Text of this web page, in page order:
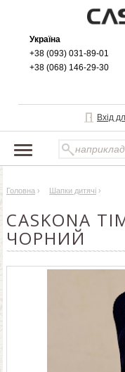
Україна
+38 (093) 031-89-01
+38 (068) 146-29-30
Вхід
ПРО БРЕНД
ДОСТАВКА І ОПЛАТА
ОПТОВИМ КЛІЄНТАМ
Головна › Шапки дитячі ›
CASKONA
ЧОРНИЙ